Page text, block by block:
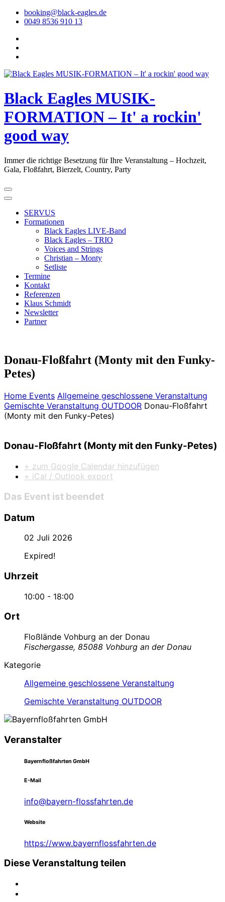
Skip
booking@black-eagles.de
0049 8536 910 13
Black Eagles MUSIK-
FORMATION – It' a rockin'
good way
Immer die richtige Besetzung für Ihre Veranstaltung – Hochzeit,
Gala, Floßfahrt, Bierzelt, Country, Party
SERVUS
Formationen
Black Eagles LIVE-Band
Black Eagles – TRIO
Voices and Strings
Christian – Monty
Setliste
Termine
Kontakt
Referenzen
Klaus Schmidt
Newsletter
Partner
Donau-Floßfahrt (Monty mit den Funky-
Petes)
Home Events Allgemeine geschlossene Veranstaltung
Gemischte Veranstaltung OUTDOOR Donau-Floßfahrt
(Monty mit den Funky-Petes)
Donau-Floßfahrt (Monty mit den Funky-Petes)
+ zum Google Calendar hinzufügen
+ iCal / Outlook export
Das Event ist beendet
Datum
02 Juli 2026
Expired!
Uhrzeit
10:00 - 18:00
Ort
Floßlände Vohburg an der Donau
Fischergasse, 85088 Vohburg an der Donau
Kategorie
Allgemeine geschlossene Veranstaltung
Gemischte Veranstaltung OUTDOOR
Veranstalter
Bayernfloßfahrten GmbH
E-Mail
info@bayern-flossfahrten.de
Website
https://www.bayernflossfahrten.de
Diese Veranstaltung teilen